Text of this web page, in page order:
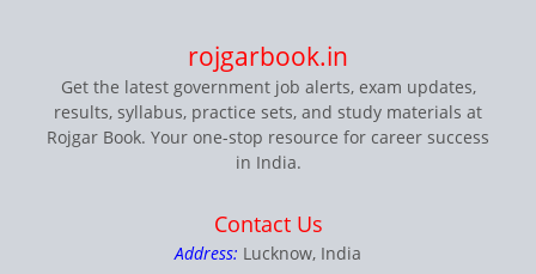
rojgarbook.in
Get the latest government job alerts, exam updates,
results, syllabus, practice sets, and study materials at
Rojgar Book. Your one-stop resource for career success
in India.
Contact Us
Address: Lucknow, India